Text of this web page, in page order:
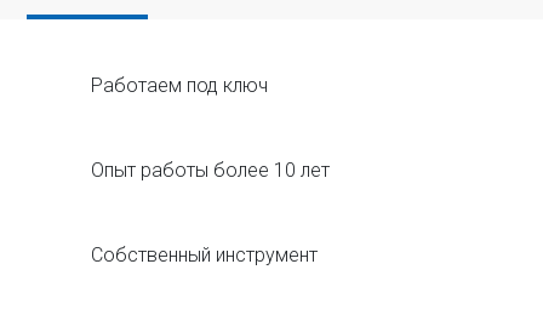
Работаем под ключ
Опыт работы более 10 лет
Собственный инструмент